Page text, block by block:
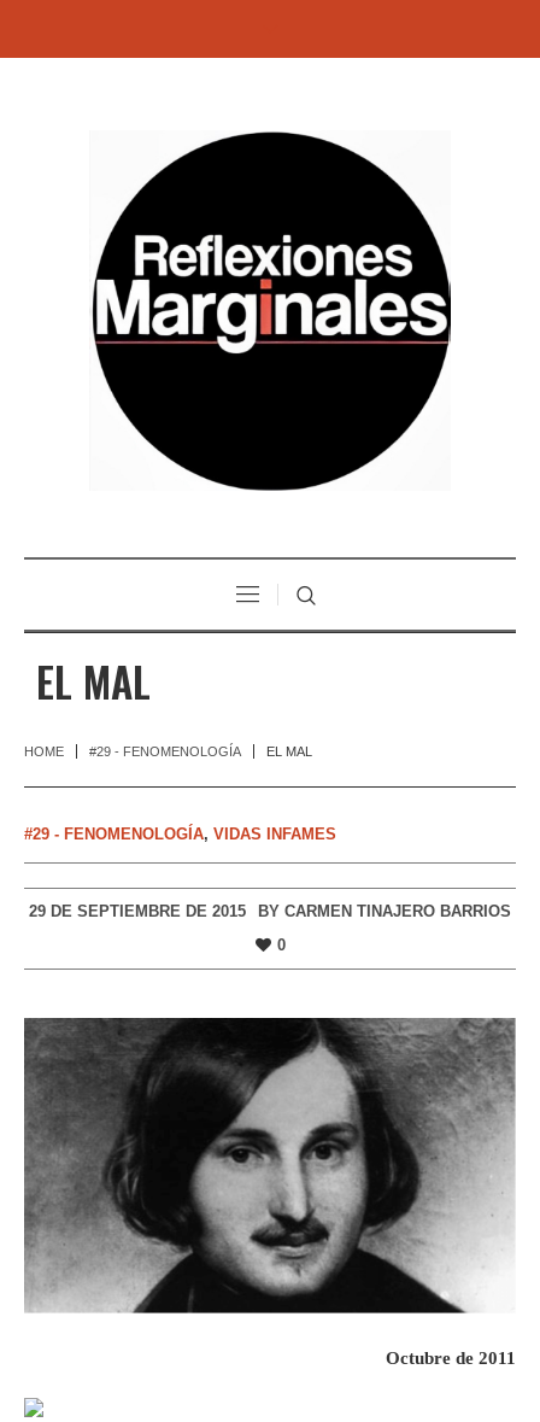
EL MAL
HOME #29 - FENOMENOLOGÍA EL MAL
#29 - FENOMENOLOGÍA, VIDAS INFAMES
29 DE SEPTIEMBRE DE 2015 BY CARMEN TINAJERO BARRIOS
0
Octubre de 2011